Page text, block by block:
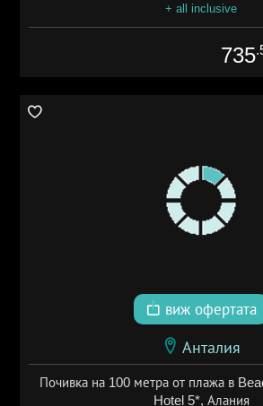
+ all inclusive
735
виж офертата
Анталия
Почивка на 100 метра от плажа в
Hotel 5*, Алания